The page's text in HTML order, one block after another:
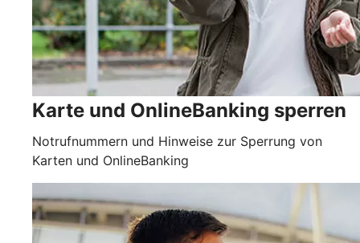
Karte und OnlineBanking sperren
Notrufnummern und Hinweise zur Sperrung von
Karten und OnlineBanking